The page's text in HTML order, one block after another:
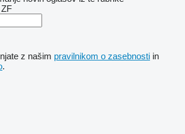
ZF
z našim pravilnikom o zasebnosti in
.